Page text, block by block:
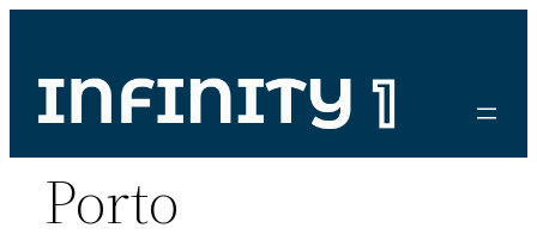
contenuto
Porto